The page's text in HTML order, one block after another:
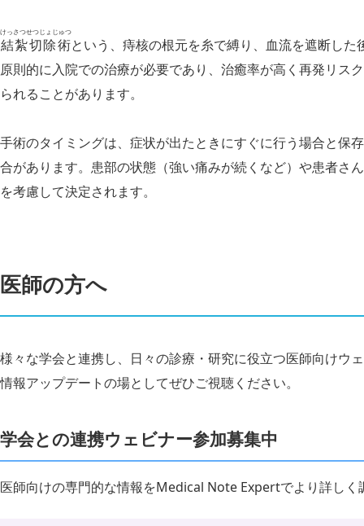
結紮切除術
けっさつせつじょじゅつ
という、痔核の根元を糸で縛り、血流を遮断し
原則的に入院での治療が必要であり、治癒率が高く再発リス
られることがあります。
手術のタイミングは、症状が出たときにすぐに行う場合と保
合があります。患部の状態（強い痛みが続くなど）や患者さ
を考慮して決定されます。
医師の方へ
様々な学会と連携し、日々の診療・研究に役立つ医師向けウ
情報アップデートの場としてぜひご視聴ください。
学会との連携ウェビナー参加募集中
医師向けの専門的な情報をMedical Note Expertでより詳しく